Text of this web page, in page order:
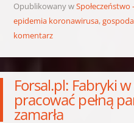
Opublikowany wSpołeczeństwo
epidemia koronawirusa,
komentarz
Forsal.pl: Fabryki
pracować pełną
zamarła